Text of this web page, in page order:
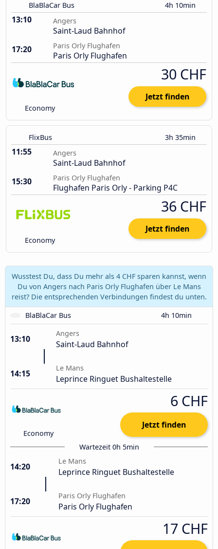
BlaBlaCar Bus 4h 10min
13:10 Angers
Saint-Laud Bahnhof
17:20
Paris Orly Flughafen
Paris Orly Flughafen
Economy
30 CHF
Jetzt finden
FlixBus 3h 35min
11:55 Angers
Saint-Laud Bahnhof
15:30
Paris Orly Flughafen
Flughafen Paris Orly - Parking P4C
Economy
36 CHF
Jetzt finden
Wusstest Du, dass Du mehr als 4 CHF sparen kannst, wenn
Du von Angers nach Paris Orly Flughafen über Le Mans
reist? Die entsprechenden Verbindungen findest du unten.
BlaBlaCar Bus
4h 10min
13:10
Angers
Saint-Laud Bahnhof
14:15
Le Mans
Leprince Ringuet Bushaltestelle
Economy
6 CHF
Jetzt finden
Wartezeit 0h 5min
14:20
Le Mans
Leprince Ringuet Bushaltestelle
17:20
Paris Orly Flughafen
Paris Orly Flughafen
17 CHF